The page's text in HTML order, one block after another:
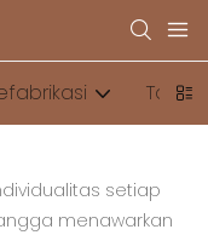
Toilet
setiap
menawarkan